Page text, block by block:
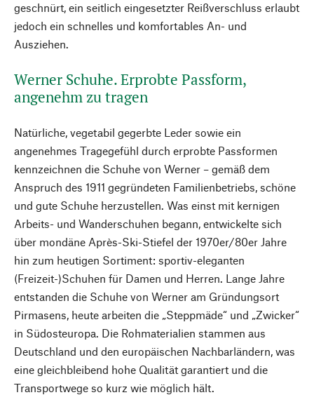
geschnürt, ein seitlich eingesetzter Reißverschluss erlaubt
jedoch ein schnelles und komfortables An- und
Ausziehen.
Werner Schuhe. Erprobte Passform,
angenehm zu tragen
Natürliche, vegetabil gegerbte Leder sowie ein
angenehmes Tragegefühl durch erprobte Passformen
kennzeichnen die Schuhe von Werner – gemäß dem
Anspruch des 1911 gegründeten Familienbetriebs, schöne
und gute Schuhe herzustellen. Was einst mit kernigen
Arbeits- und Wanderschuhen begann, entwickelte sich
über mondäne Après-Ski-Stiefel der 1970er/80er Jahre
hin zum heutigen Sortiment: sportiv-eleganten
(Freizeit-)Schuhen für Damen und Herren. Lange Jahre
entstanden die Schuhe von Werner am Gründungsort
Pirmasens, heute arbeiten die „Steppmäde“ und „Zwicker“
in Südosteuropa. Die Rohmaterialien stammen aus
Deutschland und den europäischen Nachbarländern, was
eine gleichbleibend hohe Qualität garantiert und die
Transportwege so kurz wie möglich hält.